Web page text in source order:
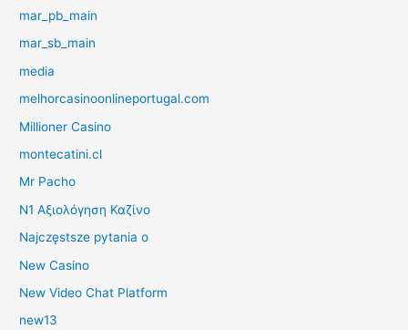
mar_pb_main
mar_sb_main
media
melhorcasinoonlineportugal.com
Millioner Casino
montecatini.cl
Mr Pacho
N1 Αξιολόγηση Καζίνο
Najczęstsze pytania o
New Casino
New Video Chat Platform
new13